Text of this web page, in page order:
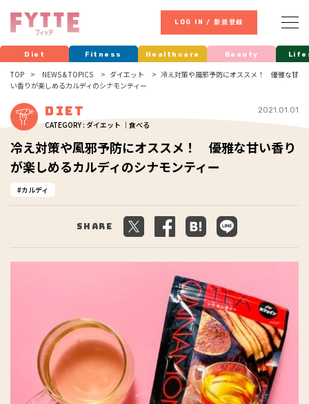
LOG IN / 新規登録
Diet Fitness Healthcare Beauty
TOP NEWS & TOPICS ダイエット
冷え対策や風邪予防にオススメ！ 優雅な甘
い香りが楽しめるカルディのシナモンティー
Diet
CATEGORY : ダイエット ｜食べる
2021.01.01
冷え対策や風邪予防にオススメ！ 優雅な甘い香り
が楽しめるカルディのシナモンティー
カルディ
Share